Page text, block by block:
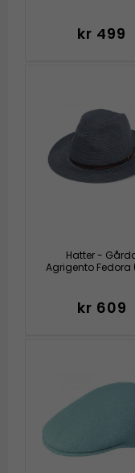
kr 499
Hatter -
Agrigento Fedora
kr 609